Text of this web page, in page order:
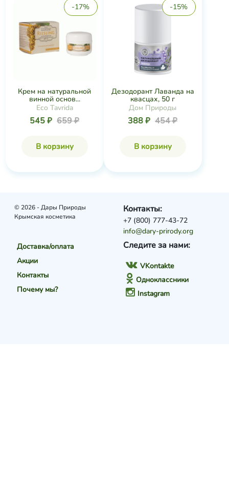
-17%
Крем на натуральной
винной основ...
Eco Tavrida
545 ₽ 659 ₽
В корзину
-15%
Дезодорант Лаванда на
квасцах, 50 г
Дом Природы
388 ₽ 454 ₽
В корзину
© 2026 - Дары Природы
Крымская косметика
Доставка/оплата
Акции
Контакты
Почему мы?
Следите за нами:
VKontakte
Одноклассники
Instagram
Контакты:
+7 (800) 777-43-72
info@dary-prirody.org